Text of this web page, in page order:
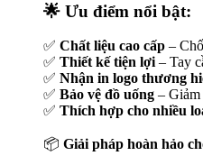
🌟 Ưu điểm nổi bật:
✅ Chất liệu cao cấp –
✅ Thiết kế tiện lợi – Tay
✅ Nhận in logo thương
✅ Bảo vệ đồ uống –
✅ Thích hợp cho nhiều
📦 Giải pháp hoàn hảo